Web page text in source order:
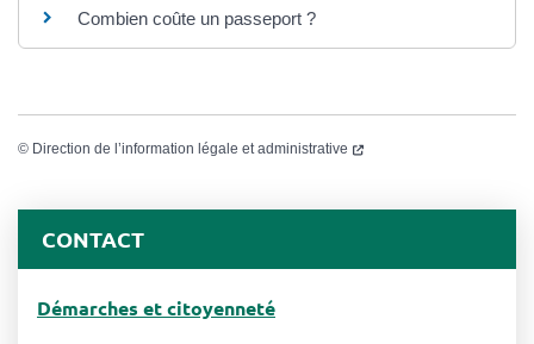
Combien coûte un passeport ?
© Direction de l’information légale et administrative
CONTACT
Démarches et citoyenneté